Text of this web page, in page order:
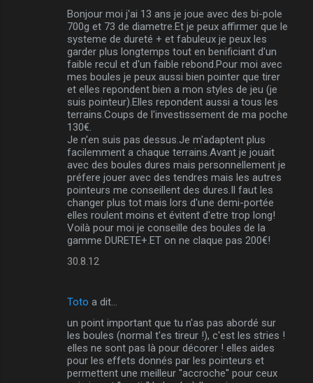
Bonjour moi j'ai 13 ans je joue avec des bi-pole
700g et 73 de diametre.Et je peux affirmer que le
systeme de dureté + et fabuleux je peux les
garder plus longtemps tout en benificiant d'un
faible recul et d'un faible rebond.Pour moi avec
mes boules je peux aussi bien pointer que tirer
et elles repondent bien a mon styles de jeu (je
suis pointeur).Elles repondent aussi a tous les
terrains.Coups de l'investissement de ma poche
130€.
Je n'en suis pas dessus.Je m'adaptent plus
facilemment a chaque terrains.Avant je jouait
avec des boules dures mais personnellement je
préfere jouer avec des tendres mais les autres
pointeurs me conseillent des dures.Il faut les
changer plus tot mais lors d'une demi-portée
elles roulent moins et évitent d'etre trop long!
Voilà pour moi je conseille des boules de la
gamme DURETE+.ET on ne claque pas 200€!
30.8.12
Toto a dit…
un point important que tu n'as pas abordé sur
les boules (normal t'es tireur !), c'est les stries !
elles ne sont pas là pour décorer ! elles aides
pour les effets donnés par les pointeurs et
permettent une meilleur ''accroche'' pour ceux